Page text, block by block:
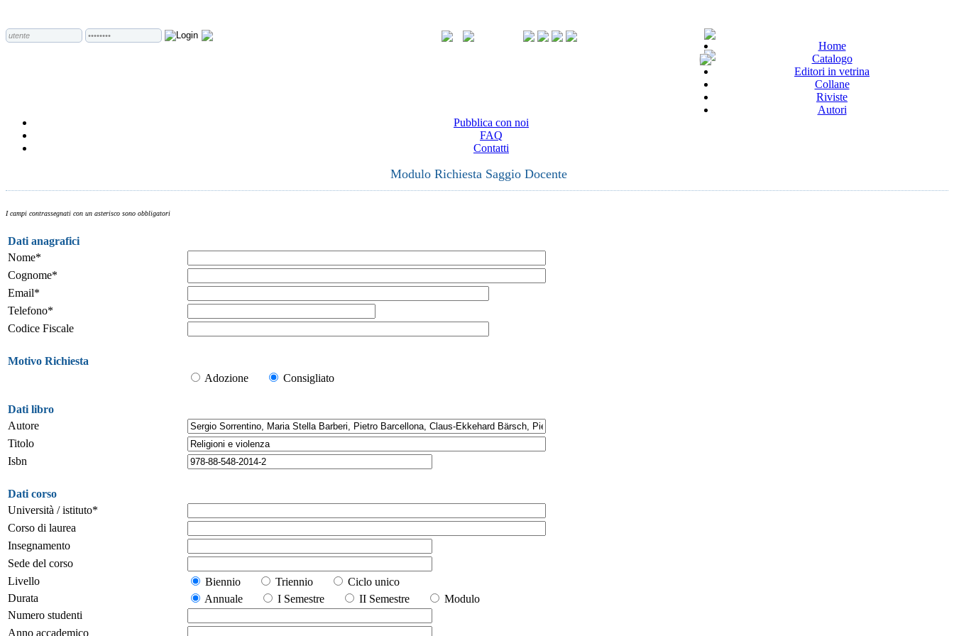
Home
Catalogo
Editori in vetrina
Collane
Riviste
Autori
Pubblica con noi
FAQ
Contatti
Modulo Richiesta Saggio Docente
I campi contrassegnati con un asterisco sono obbligatori
Dati anagrafici
Nome*
Cognome*
Email*
Telefono*
Codice Fiscale
Motivo Richiesta
Adozione
Consigliato
Dati libro
Autore
Titolo
Isbn
Dati corso
Università / istituto*
Corso di laurea
Insegnamento
Sede del corso
Livello
Biennio Triennio
Ciclo unico
Durata
Annuale I Semestre II Semestre
Modulo
Numero studenti
Anno accademico